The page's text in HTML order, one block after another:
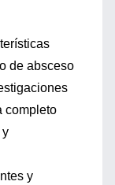
de absceso
completo
y
y